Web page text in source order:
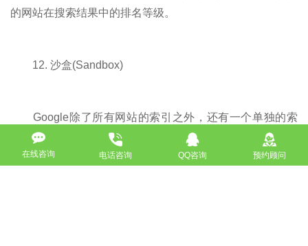
的网站在搜索结果中的排名等级。
12. 沙盒(Sandbox)
Google除了所有网站的索引之外，还有一个单独的索
引沙盒，那里面是新近发现和收录的网站。当你的网站存在
这个沙盒之中时，它就不会在一般的搜索结果中出现，而只
在线咨询 电话咨询 QQ咨询 预约顾问